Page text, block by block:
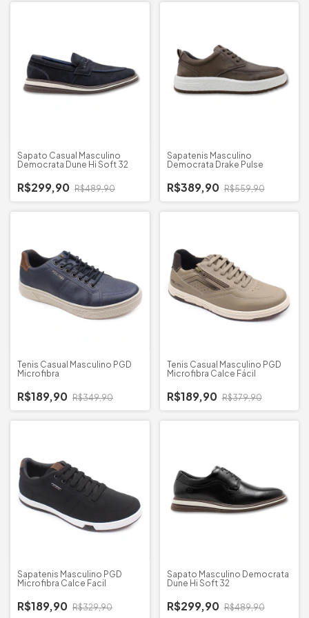
Sapato Casual Masculino
Democrata Dune Hi Soft 32
R$299,90 R$489,90
Sapatenis Masculino
Democrata Drake Pulse
R$389,90 R$559,90
Tenis Casual Masculino PGD
Microfibra
R$189,90 R$349,90
Tenis Casual Masculino PGD
Microfibra Calce Fácil
R$189,90 R$379,90
Sapatenis Masculino PGD
Microfibra Calce Facil
R$189,90 R$329,90
Sapato Masculino Democrata
Dune Hi Soft 32
R$299,90 R$489,90